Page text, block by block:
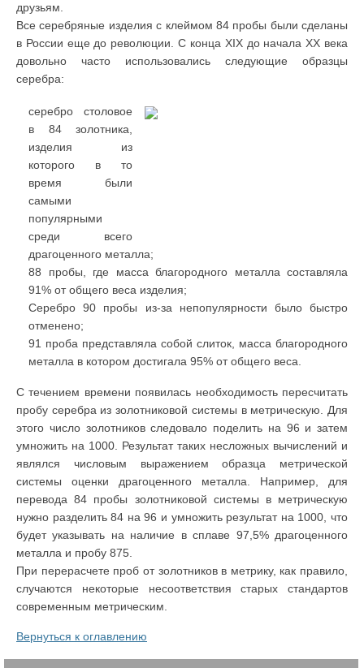
друзьям.
Все серебряные изделия с клеймом 84 пробы были сделаны
в России еще до революции. С конца XIX до начала XX века
довольно часто использовались следующие образцы
серебра:
серебро столовое
в 84 золотника,
изделия из
которого в то
время были
самыми
популярными
среди всего
драгоценного металла;
88 пробы, где масса благородного металла составляла
91% от общего веса изделия;
Серебро 90 пробы из-за непопулярности было быстро
отменено;
91 проба представляла собой слиток, масса благородного
металла в котором достигала 95% от общего веса.
С течением времени появилась необходимость пересчитать
пробу серебра из золотниковой системы в метрическую. Для
этого число золотников следовало поделить на 96 и затем
умножить на 1000. Результат таких несложных вычислений и
являлся числовым выражением образца метрической
системы оценки драгоценного металла. Например, для
перевода 84 пробы золотниковой системы в метрическую
нужно разделить 84 на 96 и умножить результат на 1000, что
будет указывать на наличие в сплаве 97,5% драгоценного
металла и пробу 875.
При перерасчете проб от золотников в метрику, как правило,
случаются некоторые несоответствия старых стандартов
современным метрическим.
Вернуться к оглавлению